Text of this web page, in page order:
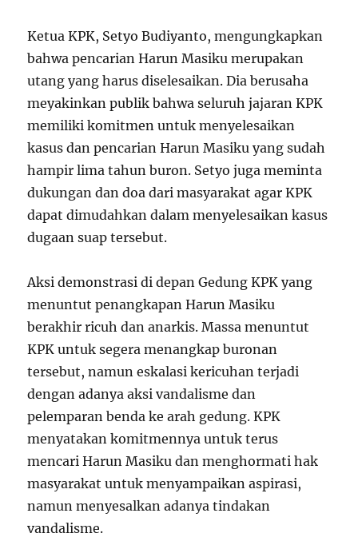
Ketua KPK, Setyo Budiyanto, mengungkapkan
bahwa pencarian Harun Masiku merupakan
utang yang harus diselesaikan. Dia berusaha
meyakinkan publik bahwa seluruh jajaran KPK
memiliki komitmen untuk menyelesaikan
kasus dan pencarian Harun Masiku yang sudah
hampir lima tahun buron. Setyo juga meminta
dukungan dan doa dari masyarakat agar KPK
dapat dimudahkan dalam menyelesaikan kasus
dugaan suap tersebut.
Aksi demonstrasi di depan Gedung KPK yang
menuntut penangkapan Harun Masiku
berakhir ricuh dan anarkis. Massa menuntut
KPK untuk segera menangkap buronan
tersebut, namun eskalasi kericuhan terjadi
dengan adanya aksi vandalisme dan
pelemparan benda ke arah gedung. KPK
menyatakan komitmennya untuk terus
mencari Harun Masiku dan menghormati hak
masyarakat untuk menyampaikan aspirasi,
namun menyesalkan adanya tindakan
vandalisme.